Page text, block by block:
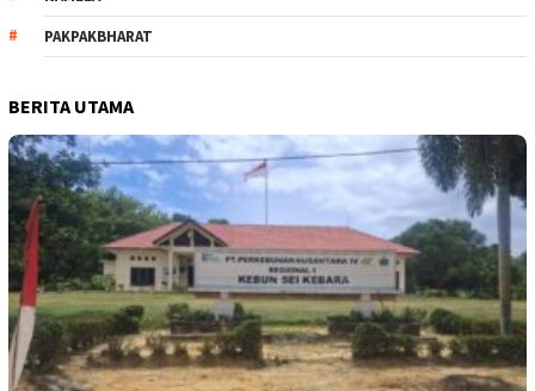
PAKPAKBHARAT
BERITA UTAMA